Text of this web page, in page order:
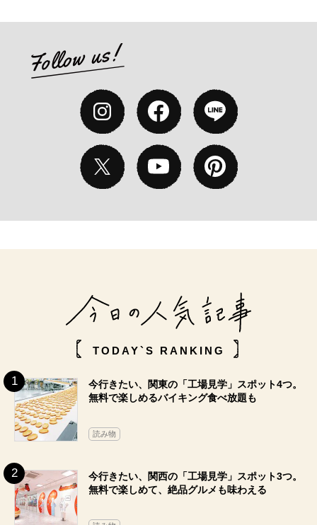
TODAY`S RANKING
今行きたい、関東の「工場見学」スポット4つ。
無料で楽しめるバイキング食べ放題も
読み物
今行きたい、関西の「工場見学」スポット3つ。
無料で楽しめて、絶品グルメも味わえる